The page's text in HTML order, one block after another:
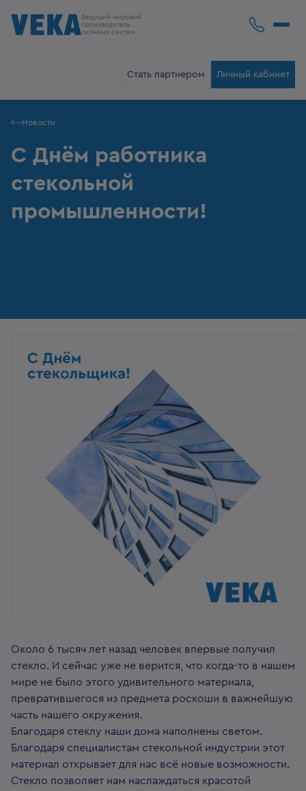
Ведущий мировой
производитель
оконных систем
Стать партнером Личный кабинет
Новости
С Днём работника
стекольной
промышленности!
Около 6 тысяч лет назад человек впервые получил
стекло. И сейчас уже не верится, что когда-то в нашем
мире не было этого удивительного материала,
превратившегося из предмета роскоши в важнейшую
часть нашего окружения.
Благодаря стеклу наши дома наполнены светом.
Благодаря специалистам стекольной индустрии этот
материал открывает для нас всё новые возможности.
Стекло позволяет нам наслаждаться красотой